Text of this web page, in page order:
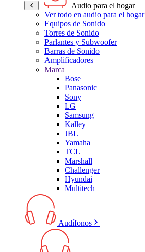
Audio para el hogar
Ver todo en audio para el hogar
Equipos de Sonido
Torres de Sonido
Parlantes y Subwoofer
Barras de Sonido
Amplificadores
Marca
Bose
Panasonic
Sony
LG
Samsung
Kalley
JBL
Yamaha
TCL
Marshall
Challenger
Hyundai
Multitech
Audífonos